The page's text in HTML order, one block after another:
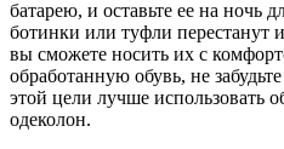
батарею, и оставьте ее на ночь
ботинки или туфли перестанут
вы сможете носить их с
обработанную обувь, не
этой цели лучше использовать
одеколон.